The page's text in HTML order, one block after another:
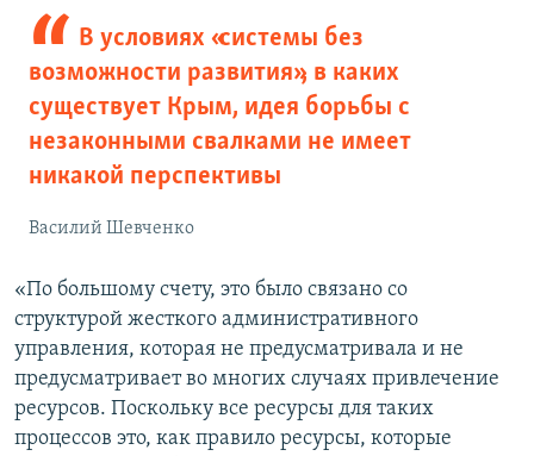
В условиях «системы без
возможности развития», в каких
существует Крым, идея борьбы с
незаконными свалками не имеет
никакой перспективы
Василий Шевченко
«По большому счету, это было связано со
структурой жесткого административного
управления, которая не предусматривала и не
предусматривает во многих случаях привлечение
ресурсов. Поскольку все ресурсы для таких
процессов это, как правило ресурсы, которые